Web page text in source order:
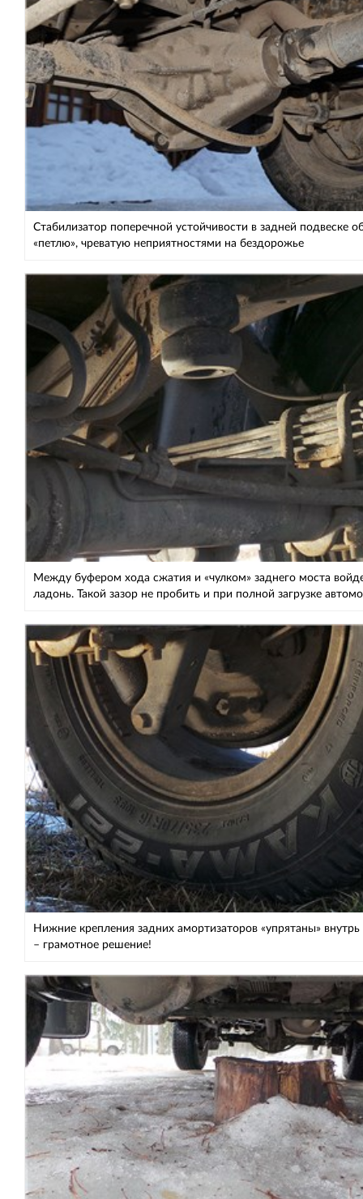
Стабилизатор поперечной устойчивости в задней подвеске
«петлю», чреватую неприятностями на бездорожье
Между буфером хода сжатия и «чулком» заднего моста
ладонь. Такой зазор не пробить и при полной загрузке
Нижние крепления задних амортизаторов «упрятаны» внутрь
– грамотное решение!